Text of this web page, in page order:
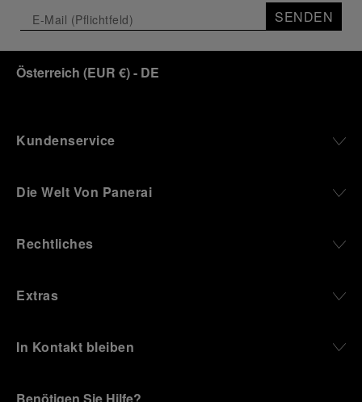
SENDEN
Österreich (EUR €)- DE
Kundenservice
Die Welt Von Panerai
Rechtliches
Extras
In Kontakt bleiben